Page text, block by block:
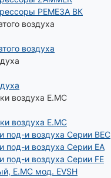
РЕМЕЗА ВК
воздуха
воздуха
воздуха E.MC
воздуха E.MC
под-и воздуха Серии BEC
под-и воздуха Серии EA
под-и воздуха Серии FE
E.MC мод. EVSH